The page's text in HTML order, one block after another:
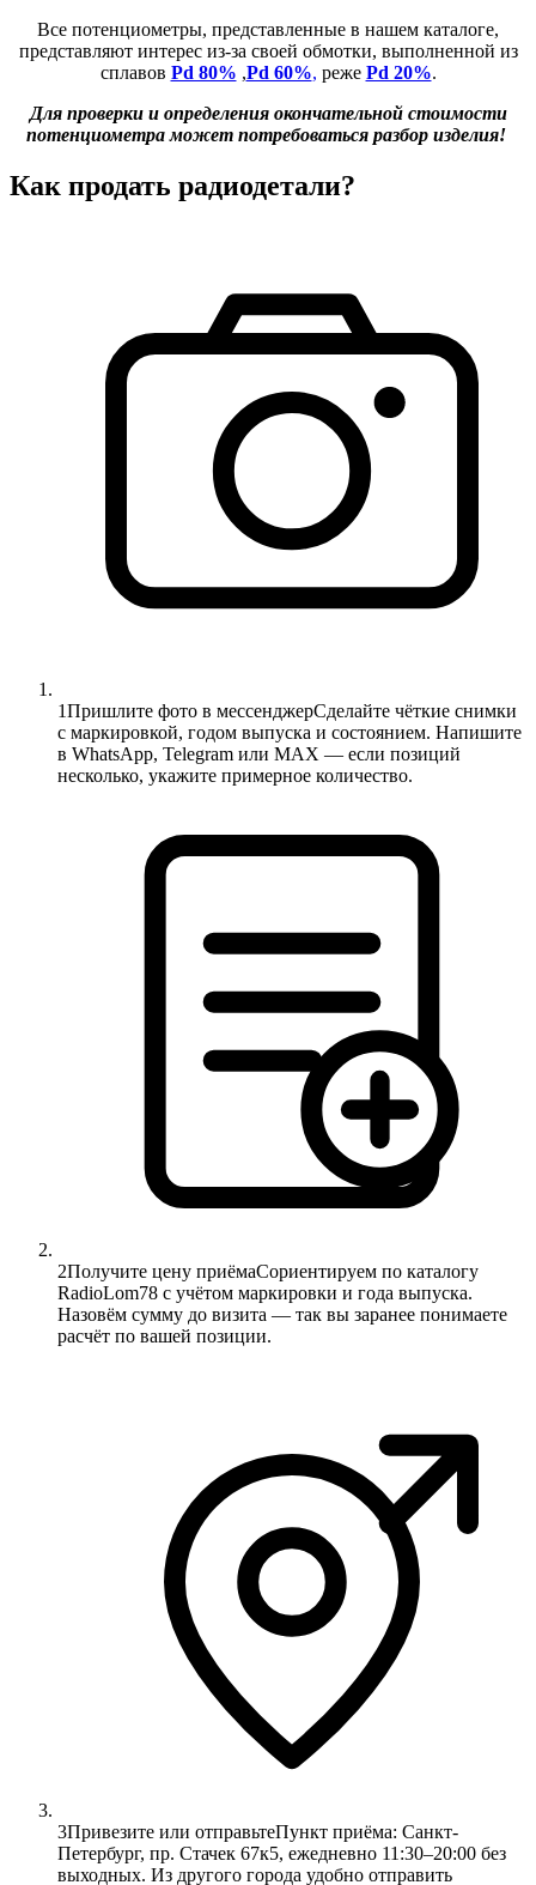
Все потенциометры, представленные в нашем каталоге,
представляют интерес из-за своей обмотки, выполненной из
сплавов Pd 80% ,Pd 60%, реже Pd 20%.
Для проверки и определения окончательной стоимости
потенциометра может потребоваться разбор изделия!
Как продать радиодетали?
1Пришлите фото в мессенджерСделайте чёткие снимки
с маркировкой, годом выпуска и состоянием. Напишите
в WhatsApp, Telegram или MAX — если позиций
несколько, укажите примерное количество.
2Получите цену приёмаСориентируем по каталогу
RadioLom78 с учётом маркировки и года выпуска.
Назовём сумму до визита — так вы заранее понимаете
расчёт по вашей позиции.
3Привезите или отправьтеПункт приёма: Санкт-
Петербург, пр. Стачек 67к5, ежедневно 11:30–20:00 без
выходных. Из другого города удобно отправить